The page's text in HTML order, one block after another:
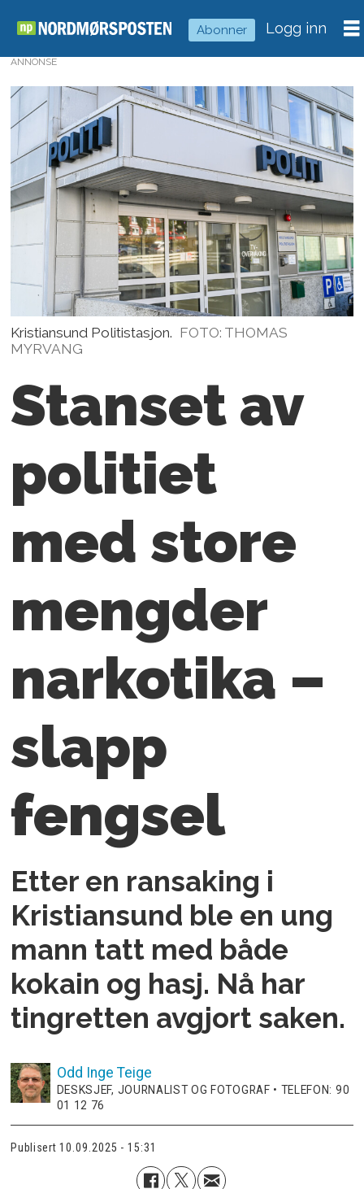
Abonner Logg inn
ANNONSE
Kristiansund Politistasjon. FOTO: THOMAS
MYRVANG
Stanset av
politiet
med store
mengder
narkotika –
slapp
fengsel
Etter en ransaking i
Kristiansund ble en ung
mann tatt med både
kokain og hasj. Nå har
tingretten avgjort saken.
Odd Inge Teige
DESKSJEF, JOURNALIST OG FOTOGRAF • TELEFON: 90
01 12 76
Publisert 10.09.2025 - 15:31